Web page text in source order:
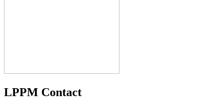
LPPM Contact